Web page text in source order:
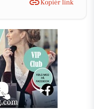
Kopiér link